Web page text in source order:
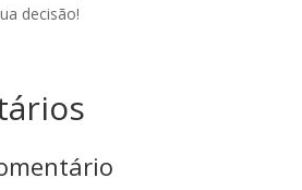
decisão!